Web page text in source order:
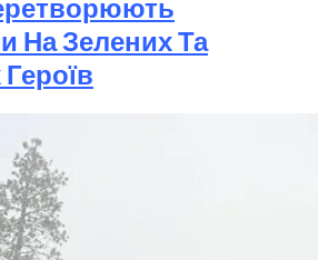
На Зелених Та